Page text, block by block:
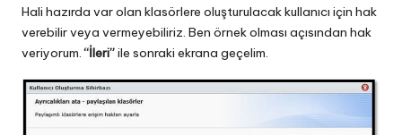
Hali hazırda var olan klasörlere oluşturulacak kullanıcı için hak
verebilir veya vermeyebiliriz. Ben örnek olması açısından hak
veriyorum.“İleri”ile sonraki ekrana geçelim.